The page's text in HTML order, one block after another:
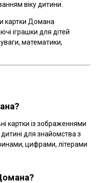
віку дитини.
картки Домана
іграшки для дітей
уваги, математики,
картки із зображеннями
для знайомства з
цифрами, літерами